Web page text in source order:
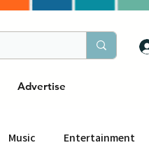
Advertise
Music Entertainment